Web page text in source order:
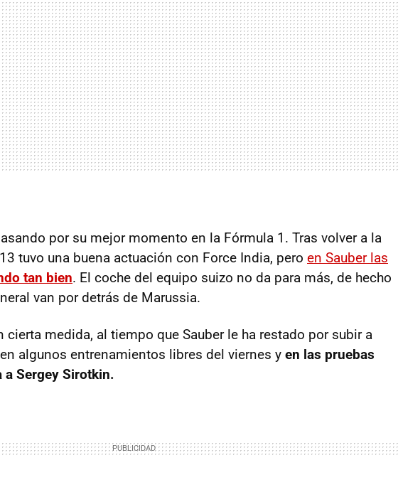
por su mejor momento en la Fórmula 1. Tras volver a la
tuvo una buena actuación con Force India, pero en Sauber las
tan bien. El coche del equipo suizo no da para más, de hecho
van por detrás de Marussia.
cierta medida, al tiempo que Sauber le ha restado por subir a
algunos entrenamientos libres del viernes y en las pruebas
a Sergey Sirotkin.